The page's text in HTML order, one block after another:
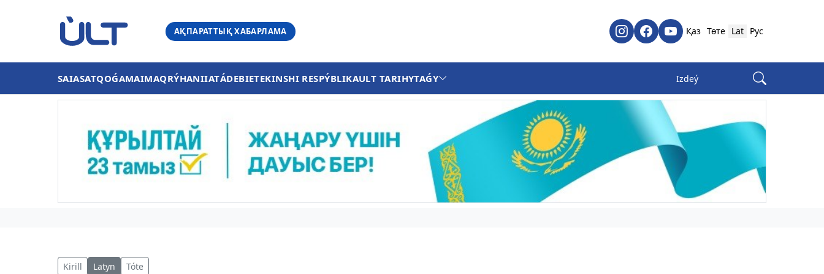
АҚПАРАТТЫҚ ХАБАРЛАМА Қаз Төте Lat Рус
SAIASATQOǴAMAIMAQRÝHANIIATÁDEBIETEKINSHI RESPÝBLIKAULT TARIHYTAǴY
Kirill Latyn Tóte